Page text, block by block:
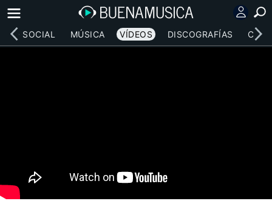
RED SOCIAL MÚSICA VÍDEOS DISCOGRAFÍAS